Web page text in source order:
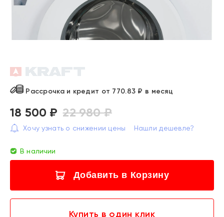
Рассрочка и кредит от 770.83 ₽ в месяц
18 500 ₽ 22 980 ₽
Хочу узнать о снижении цены Нашли дешевле?
В наличии
Добавить в Корзину
Купить в один клик